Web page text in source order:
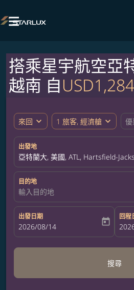

搭乘星宇航空亞
越南 自
來回 expand_more 1 旅客, 經濟艙 expand_more 優
出發地
亞特蘭大, 美國, ATL, Hartsfield-
目的地
輸入目的地
出發日期
fc-booking-departure-date-aria-
2026/08/14 today
回程
fc-
搜尋